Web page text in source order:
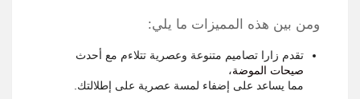
ومن بين هذه المميزات ما يلي:
تقدم زارا تصاميم متنوعة وعصرية تتلاءم مع أحدث
صيحات الموضة،
مما يساعد على إضفاء لمسة عصرية على إطلالتك.